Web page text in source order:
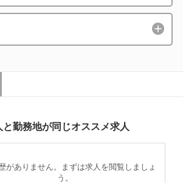
と勤務地が同じオススメ求人
がありません。まずは求人を閲覧しましょ
う。